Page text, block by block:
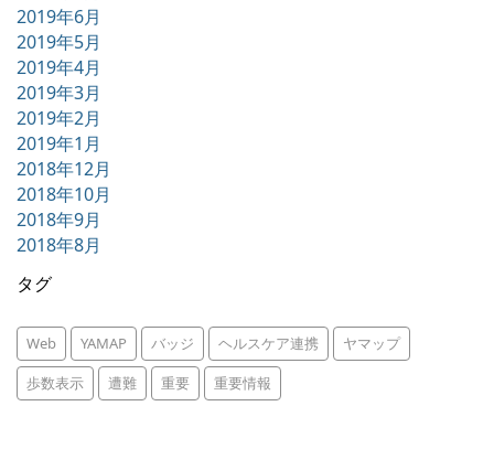
2019年6月
2019年5月
2019年4月
2019年3月
2019年2月
2019年1月
2018年12月
2018年10月
2018年9月
2018年8月
タグ
Web YAMAP バッジ ヘルスケア連携
ヤマップ
歩数表示
遭難 重要 重要情報